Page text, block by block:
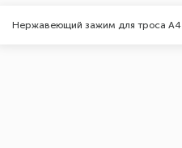
Нержавеющий зажим для троса